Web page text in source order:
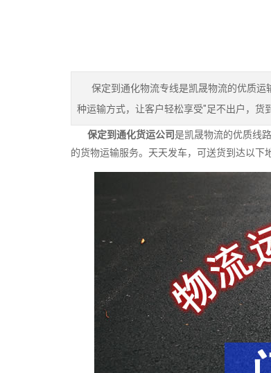
保定到通化物流专线是凯晟物流的优质运
种运输方式，让客户轻松享受"足不出户，货
保定到通化货运公司是凯晟物流的优质线
的货物运输服务。天天发车，可送货到达以下